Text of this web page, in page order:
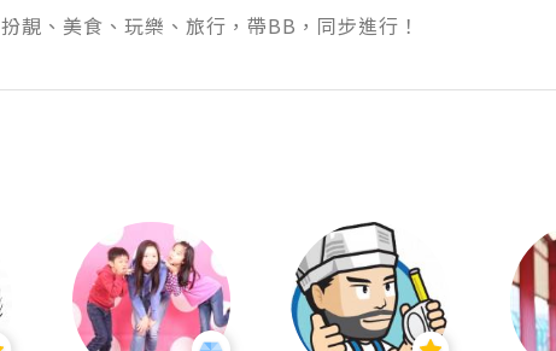
扮靚、美食、玩樂、旅行，帶BB，同步進行！